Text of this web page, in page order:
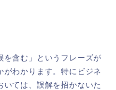
を含む」というフレーズが
がわかります。特にビジネ
いては、誤解を招かないた